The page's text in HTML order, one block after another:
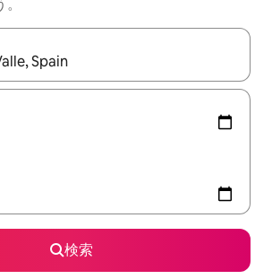
れたら、上下の矢印キーを使って移動するか
検索